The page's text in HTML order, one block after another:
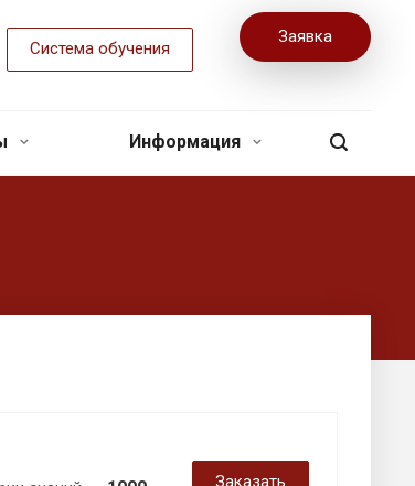
Система обучения
Заявка
Информация
Заказать